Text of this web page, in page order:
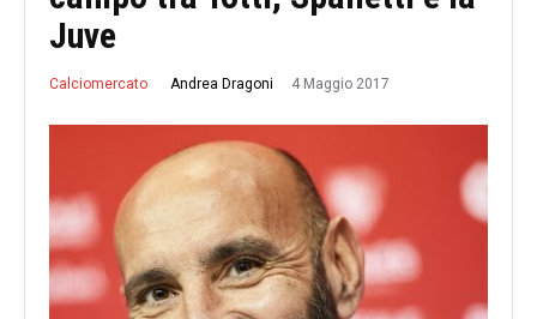
Juve
Calciomercato Andrea Dragoni 4 Maggio 2017